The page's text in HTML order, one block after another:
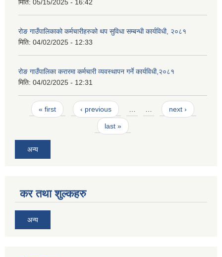
मिति: 05/15/2025 - 16:42
रोङ गाउँपालिकाको कर्मचारीहरुको थप सुविधा सम्बन्धी कार्यविधी, २०८१
मिति: 04/02/2025 - 12:33
रोङ गाउँपालिका करारमा कर्मचारी व्यवस्थापन गर्ने कार्यविधी,२०८१
मिति: 04/02/2025 - 12:31
Pages
« first ‹ previous … … next ›
last »
अन्य
कर तथा शुल्कहरु
अन्य